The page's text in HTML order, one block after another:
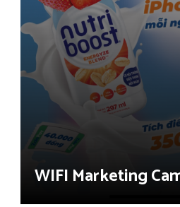
WIFI Marketing